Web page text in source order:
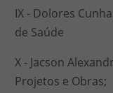
IX - Dolores
de Saúde
X - Jacson
Projetos e Obras;